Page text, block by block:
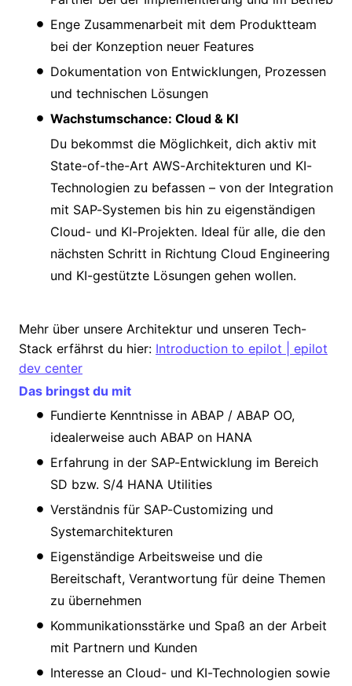
Enge Zusammenarbeit mit dem Produktteam
bei der Konzeption neuer Features
Dokumentation von Entwicklungen, Prozessen
und technischen Lösungen
Wachstumschance: Cloud & KI
Du bekommst die Möglichkeit, dich aktiv mit
State-of-the-Art AWS-Architekturen und KI-
Technologien zu befassen – von der Integration
mit SAP-Systemen bis hin zu eigenständigen
Cloud- und KI-Projekten. Ideal für alle, die den
nächsten Schritt in Richtung Cloud Engineering
und KI-gestützte Lösungen gehen wollen.
Mehr über unsere Architektur und unseren Tech-
Stack erfährst du hier: Introduction to epilot | epilot
dev center
Das bringst du mit
Fundierte Kenntnisse in ABAP / ABAP OO,
idealerweise auch ABAP on HANA
Erfahrung in der SAP-Entwicklung im Bereich
SD bzw. S/4 HANA Utilities
Verständnis für SAP-Customizing und
Systemarchitekturen
Eigenständige Arbeitsweise und die
Bereitschaft, Verantwortung für deine Themen
zu übernehmen
Kommunikationsstärke und Spaß an der Arbeit
mit Partnern und Kunden
Interesse an Cloud- und KI-Technologien sowie